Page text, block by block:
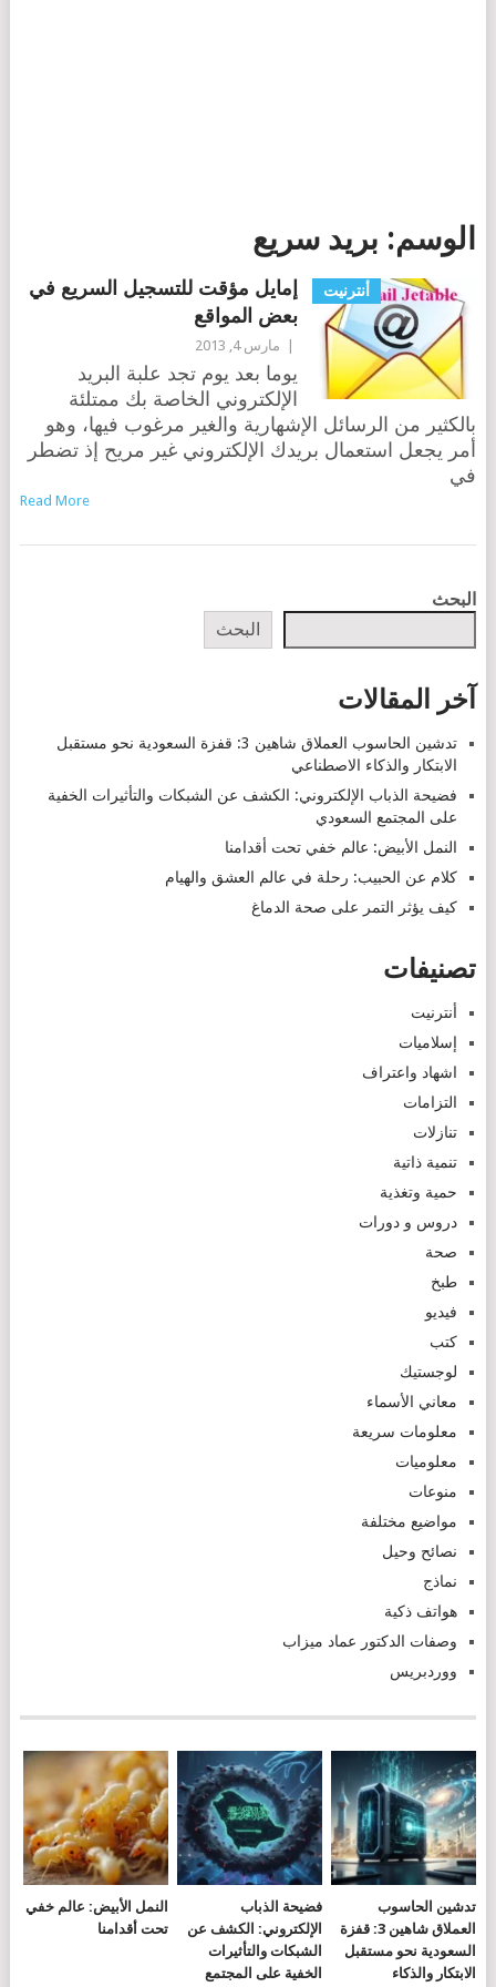
الوسم: بريد سريع
أنترنيت
إمايل مؤقت للتسجيل السريع في
بعض المواقع
مارس 4, 2013
يوما بعد يوم تجد علبة البريد
الإلكتروني الخاصة بك ممتلئة
بالكثير من الرسائل الإشهارية والغير مرغوب فيها، وهو
أمر يجعل استعمال بريدك الإلكتروني غير مريح إذ تضطر
في
Read More
POSTS
البحث
البحث
آخر المقالات
تدشين الحاسوب العملاق شاهين 3: قفزة السعودية نحو مستقبل
الابتكار والذكاء الاصطناعي
فضيحة الذباب الإلكتروني: الكشف عن الشبكات والتأثيرات الخفية
على المجتمع السعودي
النمل الأبيض: عالم خفي تحت أقدامنا
كلام عن الحبيب: رحلة في عالم العشق والهيام
كيف يؤثر التمر على صحة الدماغ
تصنيفات
أنترنيت
إسلاميات
اشهاد واعتراف
التزامات
تنازلات
تنمية ذاتية
حمية وتغذية
دروس و دورات
صحة
طبخ
فيديو
كتب
لوجستيك
معاني الأسماء
معلومات سريعة
معلوميات
منوعات
مواضيع مختلفة
نصائح وحيل
نماذج
هواتف ذكية
وصفات الدكتور عماد ميزاب
ووردبريس
تدشين الحاسوب
العملاق شاهين 3: قفزة
السعودية نحو مستقبل
الابتكار والذكاء
فضيحة الذباب
الإلكتروني: الكشف عن
الشبكات والتأثيرات
الخفية على المجتمع
النمل الأبيض: عالم خفي
تحت أقدامنا